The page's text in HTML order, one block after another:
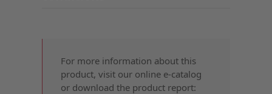
For more information about this
product, visit our online e-catalog
or download the product report: